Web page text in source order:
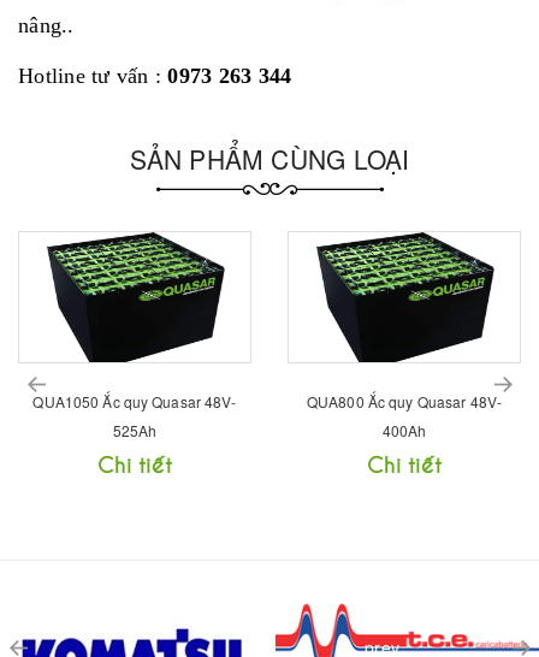
nâng..
Hotline tư vấn :0973 263 344
SẢN PHẨM CÙNG LOẠI
QUA1050 Ắc quy Quasar 48V-
525Ah
Chi tiết
QUA800 Ắc quy Quasar 48V-
400Ah
Chi tiết
prev